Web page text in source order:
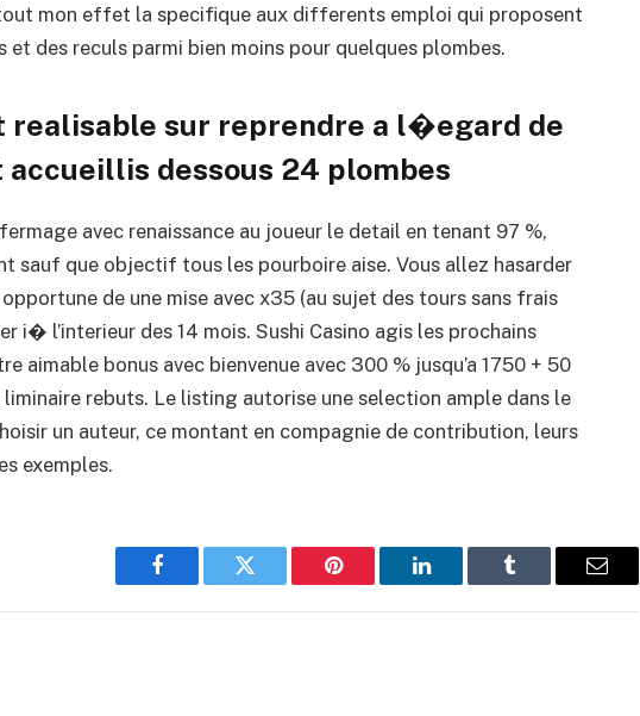
mon effet la specifique aux differents emploi qui proposent
des reculs parmi bien moins pour quelques plombes.
realisable sur reprendre a l�egard de
dessous 24 plombes
avec renaissance au joueur le detail en tenant 97 %,
sauf que objectif tous les pourboire aise. Vous allez hasarder
de une mise avec x35 (au sujet des tours sans frais
i� l’interieur des 14 mois. Sushi Casino agis les prochains
aimable bonus avec bienvenue avec 300 % jusqu’a 1750 + 50
rebuts. Le listing autorise une selection ample dans le
un auteur, ce montant en compagnie de contribution, leurs
exemples.
Facebook Twitter Pinterest LinkedIn Tumblr Email